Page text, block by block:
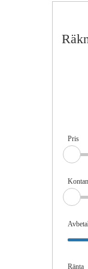
Pris
Ränta